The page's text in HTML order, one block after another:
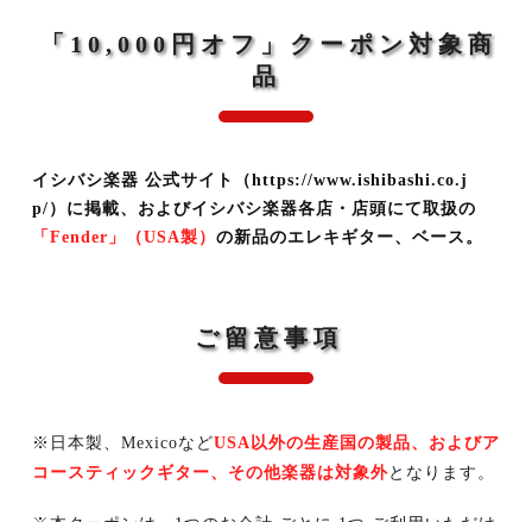
「10,000円オフ」クーポン対象商
品
イシバシ楽器 公式サイト（https://www.ishibashi.co.j
p/）に掲載、およびイシバシ楽器各店・店頭にて取扱の
「Fender」（USA製） の新品のエレキギター、ベース。
ご留意事項
※日本製、MexicoなどUSA以外の生産国の製品、およびア
コースティックギター、その他楽器は対象外となります。